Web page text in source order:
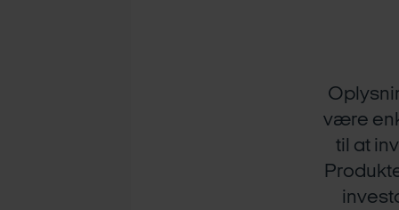
være
til at